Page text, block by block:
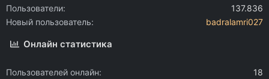
Пользователи
137.836
Новый пользователь
badralamri027
Онлайн статистика
Пользователей онлайн
18